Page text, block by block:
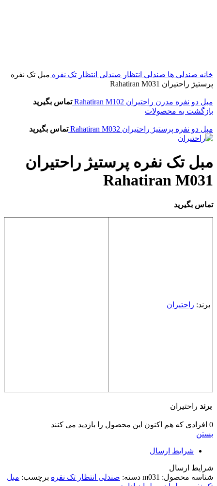
خانه صندلی ها صندلی انتظار صندلی انتظار تک نفره مبل تک نفره
پرستيژ راحتیران Rahatiran M031
مبل دو نفره مدرن راحتیران Rahatiran M102
تماس بگیرید
بازگشت به محصولات
مبل دو نفره پرستيژ راحتیران Rahatiran M032 تماس بگیرید
مبل تک نفره پرستيژ راحتیران
Rahatiran M031
تماس بگیرید
برند: راحتیران
برند راحتیران
0 افرادی که هم اکنون این محصول را بازدید می کنند
بستن
شرایط ارسال
شرایط ارسال
شناسه محصول: m031 دسته: صندلی انتظار تک نفره برچسب: مبل